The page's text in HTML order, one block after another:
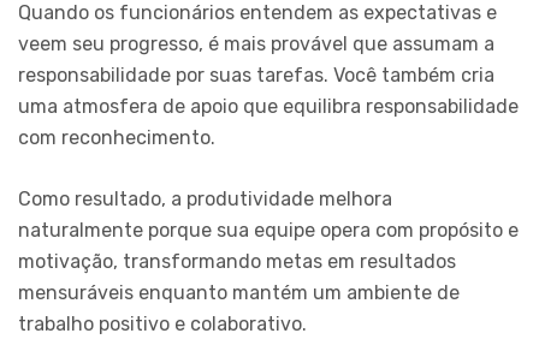
Quando os funcionários entendem as expectativas e
veem seu progresso, é mais provável que assumam a
responsabilidade por suas tarefas. Você também cria
uma atmosfera de apoio que equilibra responsabilidade
com reconhecimento.
Como resultado, a produtividade melhora
naturalmente porque sua equipe opera com propósito e
motivação, transformando metas em resultados
mensuráveis enquanto mantém um ambiente de
trabalho positivo e colaborativo.